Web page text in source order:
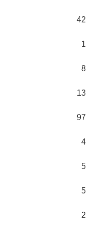
42
1
8
13
97
4
5
5
2